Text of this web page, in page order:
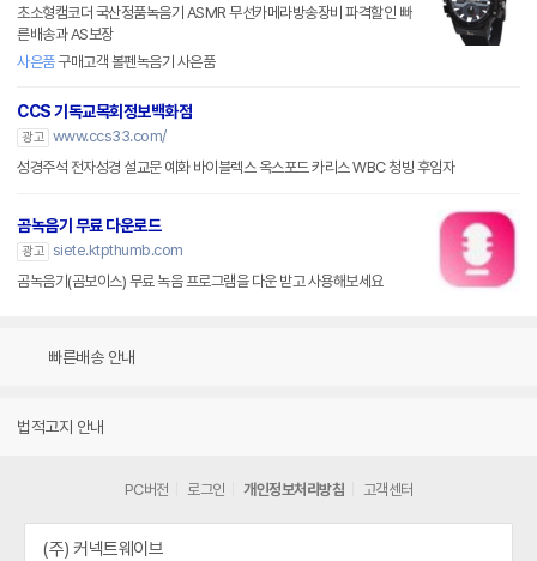
초소형캠코더 국산정품녹음기 ASMR 무선카메라방송장비 파격할인 빠
른배송과 AS보장
사은품구매고객 볼펜녹음기 사은품
CCS 기독교목회정보백화점
광고 www.ccs33.com/
성경주석 전자성경 설교문 예화 바이블렉스 옥스포드 카리스 WBC 청빙 후임자
곰녹음기 무료 다운로드
광고 siete.ktpthumb.com
곰녹음기(곰보이스) 무료 녹음 프로그램을 다운 받고 사용해보세요
빠른배송 안내
법적고지 안내
PC버전 로그인 개인정보처리방침 고객센터
(주) 커넥트웨이브